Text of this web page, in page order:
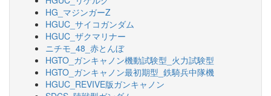
HG_マジンガーZ
HGUC_サイコガンダム
HGUC_ザクマリナー
ニチモ_48_赤とんぼ
HGTO_ガンキャノン機動試験型_火力試験型
HGTO_ガンキャノン最初期型_鉄騎兵中隊機
HGUC_REVIVE版ガンキャノン